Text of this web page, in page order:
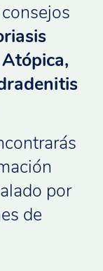
por
de